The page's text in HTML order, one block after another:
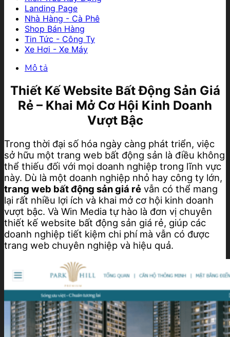
Landing Page
Nhà Hàng - Cà Phê
Shop Bán Hàng
Tin Tức - Công Ty
Xe Hơi - Xe Máy
Mô tả
Thiết Kế Website Bất Động Sản Giá
Rẻ – Khai Mở Cơ Hội Kinh Doanh
Vượt Bậc
Trong thời đại số hóa ngày càng phát triển, việc
sở hữu một trang web bất động sản là điều không
thể thiếu đối với mọi doanh nghiệp trong lĩnh vực
này. Dù là một doanh nghiệp nhỏ hay công ty lớn,
trang web bất động sản giá rẻ vẫn có thể mang
lại rất nhiều lợi ích và khai mở cơ hội kinh doanh
vượt bậc. Và Win Media tự hào là đơn vị chuyên
thiết kế website bất động sản giá rẻ, giúp các
doanh nghiệp tiết kiệm chi phí mà vẫn có được
trang web chuyên nghiệp và hiệu quả.